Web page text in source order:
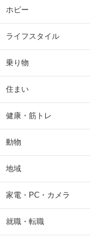
ホビー
ライフスタイル
乗り物
住まい
健康・筋トレ
動物
地域
家電・PC・カメラ
就職・転職